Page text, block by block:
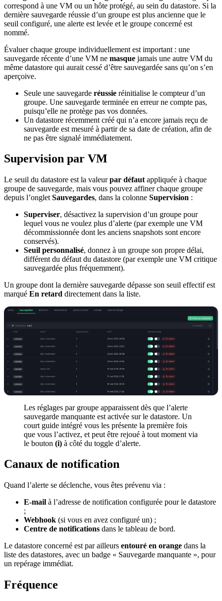
correspond à une VM ou un hôte protégé, au sein du datastore. Si la
dernière sauvegarde réussie d’un groupe est plus ancienne que le
seuil configuré, une alerte est levée et le groupe concerné est
nommé.
Évaluer chaque groupe individuellement est important : une
sauvegarde récente d’une VM ne masque jamais une autre VM du
même datastore qui aurait cessé d’être sauvegardée sans qu’on s’en
aperçoive.
Seule une sauvegarde réussie réinitialise le compteur d’un
groupe. Une sauvegarde terminée en erreur ne compte pas,
puisqu’elle ne protège pas vos données.
Un datastore récemment créé qui n’a encore jamais reçu de
sauvegarde est mesuré à partir de sa date de création, afin de
ne pas être signalé immédiatement.
Supervision par VM
Le seuil du datastore est la valeurpar défaut appliquée à chaque
groupe de sauvegarde, mais vous pouvez affiner chaque groupe
depuis l’onglet Sauvegardes, dans la colonne Supervision :
Superviser, désactivez la supervision d’un groupe pour
lequel vous ne voulez plus d’alerte (par exemple une VM
décommissionnée dont les anciens snapshots sont encore
conservés).
Seuil personnalisé, donnez à un groupe son propre délai,
différent du défaut du datastore (par exemple une VM critique
sauvegardée plus fréquemment).
Un groupe dont la dernière sauvegarde dépasse son seuil effectif est
marqué En retard directement dans la liste.
Les réglages par groupe apparaissent dès que l’alerte
sauvegarde manquante est activée sur le datastore. Un
court guide intégré vous les présente la première fois
que vous l’activez, et peut être rejoué à tout moment via
le bouton (i) à côté du toggle d’alerte.
Canaux de notification
Quand l’alerte se déclenche, vous êtes prévenu via :
E-mail à l’adresse de notification configurée pour le datastore
;
Webhook (si vous en avez configuré un) ;
Centre de notifications dans le tableau de bord.
Le datastore concerné est par ailleurs entouré en orange dans la
liste des datastores, avec un badge « Sauvegarde manquante », pour
un repérage immédiat.
Fréquence